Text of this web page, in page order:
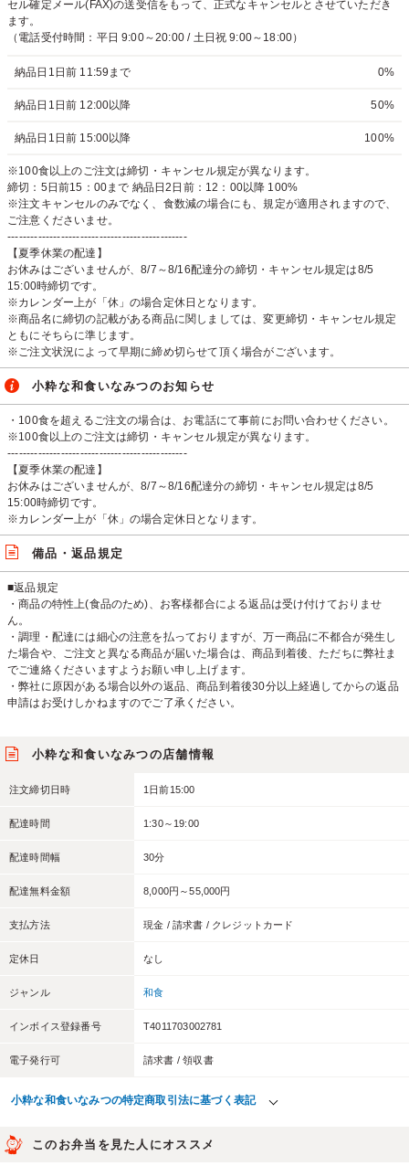
セル確定メール(FAX)の送受信をもって、正式なキャンセルとさせていただき
ます。
（電話受付時間：平日 9:00～20:00 / 土日祝 9:00～18:00）
納品日1日前 11:59まで 0%
納品日1日前 12:00以降 50%
納品日1日前 15:00以降 100%
※100食以上のご注文は締切・キャンセル規定が異なります。
締切：5日前15：00まで 納品日2日前：12：00以降 100%
※注文キャンセルのみでなく、食数減の場合にも、規定が適用されますので、
ご注意くださいませ。
-----------------------------------------------
【夏季休業の配達】
お休みはございませんが、8/7～8/16配達分の締切・キャンセル規定は8/5
15:00時締切です。
※カレンダー上が「休」の場合定休日となります。
※商品名に締切の記載がある商品に関しましては、変更締切・キャンセル規定
ともにそちらに準じます。
※ご注文状況によって早期に締め切らせて頂く場合がございます。
小粋な和食いなみつのお知らせ
・100食を超えるご注文の場合は、お電話にて事前にお問い合わせください。
※100食以上のご注文は締切・キャンセル規定が異なります。
-----------------------------------------------
【夏季休業の配達】
お休みはございませんが、8/7～8/16配達分の締切・キャンセル規定は8/5
15:00時締切です。
※カレンダー上が「休」の場合定休日となります。
備品・返品規定
■返品規定
・商品の特性上(食品のため)、お客様都合による返品は受け付けておりませ
ん。
・調理・配達には細心の注意を払っておりますが、万一商品に不都合が発生し
た場合や、ご注文と異なる商品が届いた場合は、商品到着後、ただちに弊社ま
でご連絡くださいますようお願い申し上げます。
・弊社に原因がある場合以外の返品、商品到着後30分以上経過してからの返品
申請はお受けしかねますのでご了承ください。
小粋な和食いなみつの店舗情報
注文締切日時 1日前15:00
配達時間 1:30～19:00
配達時間幅 30分
配達無料金額 8,000円～55,000円
支払方法 現金 / 請求書 / クレジットカード
定休日 なし
ジャンル 和食
インボイス登録番号 T4011703002781
電子発行可 請求書 / 領収書
小粋な和食いなみつの特定商取引法に基づく表記
このお弁当を見た人にオススメ